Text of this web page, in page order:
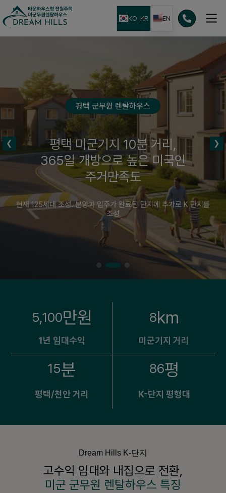
본문으로
건너뛰기
KO_KR EN
평택 군무원 렌탈하우스
평택 미군기지 10분 거리,
365일 개방으로 높은 미국인
주거만족도
현재 125세대 조성. 분양과 입주가 완료된 단지에 추가로 K 단지를
조성
5,100만원
1년 임대수익
8km
미군기지 거리
15분
평택/천안 거리
86평
K-단지 평형대
Dream Hills K-단지
고수익 임대와 내집으로 전환,
미군 군무원 렌탈하우스 특징